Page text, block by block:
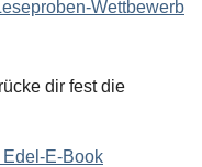
Wettbewerb
dir fest die
E-Book